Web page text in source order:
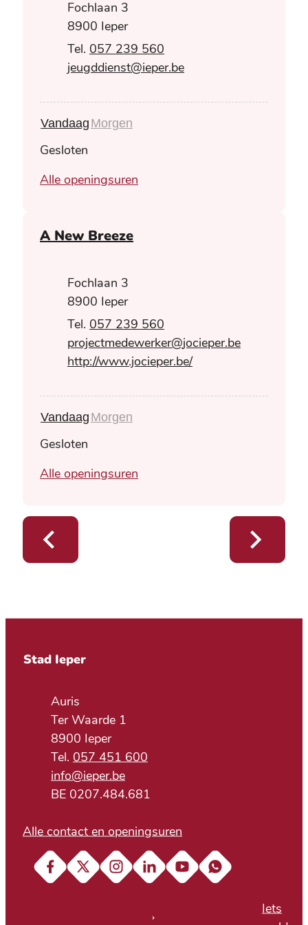
AdresFochlaan 3
,8900 Ieper
057 239 560
E-mailjeugddienst@ieper.be
Vandaag Morgen
Gesloten
Alle openingsuren
A New Breeze
AdresFochlaan 3
,8900 Ieper
057 239 560
E-mailprojectmedewerker@jocieper.be
Websitehttp://www.jocieper.be/
Vandaag Morgen
Gesloten
Alle openingsuren
Vorige Volgende
Contact & openingsuren
Stad Ieper
AdresAuris
Ter Waarde 1
,8900 Ieper
057 451 600
E-mailinfo@ieper.be
BTW nr.BE 0207.484.681
Alle contact en openingsuren
Iets
FacebookX (Twitter)InstagramLinkedInYouTubeSoundcloud